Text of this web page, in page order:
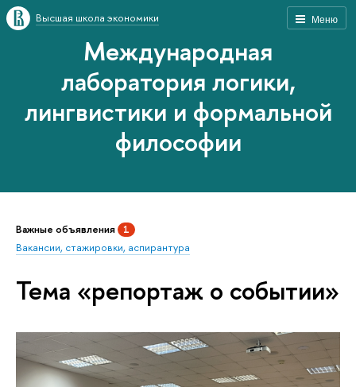
Меню
Высшая школа экономики
Международная
лаборатория логики,
лингвистики и формальной
философии
Важные объявления 1
Вакансии, стажировки, аспирантура
Тема «репортаж о событии»